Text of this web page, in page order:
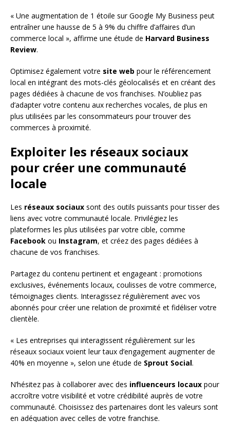
« Une augmentation de 1 étoile sur Google My Business peut
entraîner une hausse de 5 à 9% du chiffre d’affaires d’un
commerce local », affirme une étude de Harvard Business
Review.
Optimisez également votre site web pour le référencement
local en intégrant des mots-clés géolocalisés et en créant des
pages dédiées à chacune de vos franchises. N’oubliez pas
d’adapter votre contenu aux recherches vocales, de plus en
plus utilisées par les consommateurs pour trouver des
commerces à proximité.
Exploiter les réseaux sociaux
pour créer une communauté
locale
Les réseaux sociaux sont des outils puissants pour tisser des
liens avec votre communauté locale. Privilégiez les
plateformes les plus utilisées par votre cible, comme
Facebook ou Instagram, et créez des pages dédiées à
chacune de vos franchises.
Partagez du contenu pertinent et engageant : promotions
exclusives, événements locaux, coulisses de votre commerce,
témoignages clients. Interagissez régulièrement avec vos
abonnés pour créer une relation de proximité et fidéliser votre
clientèle.
« Les entreprises qui interagissent régulièrement sur les
réseaux sociaux voient leur taux d’engagement augmenter de
40% en moyenne », selon une étude de Sprout Social.
N’hésitez pas à collaborer avec des influenceurs locaux pour
accroître votre visibilité et votre crédibilité auprès de votre
communauté. Choisissez des partenaires dont les valeurs sont
en adéquation avec celles de votre franchise.